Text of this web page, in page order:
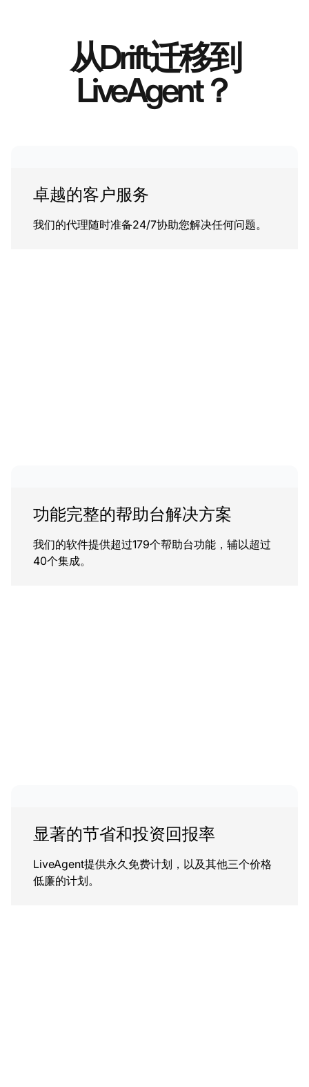
从Drift迁移到
LiveAgent？
卓越的客户服务
我们的代理随时准备24/7协助您解决任何问题。
功能完整的帮助台解决方案
我们的软件提供超过179个帮助台功能，辅以超过
40个集成。
显著的节省和投资回报率
LiveAgent提供永久免费计划，以及其他三个价格
低廉的计划。